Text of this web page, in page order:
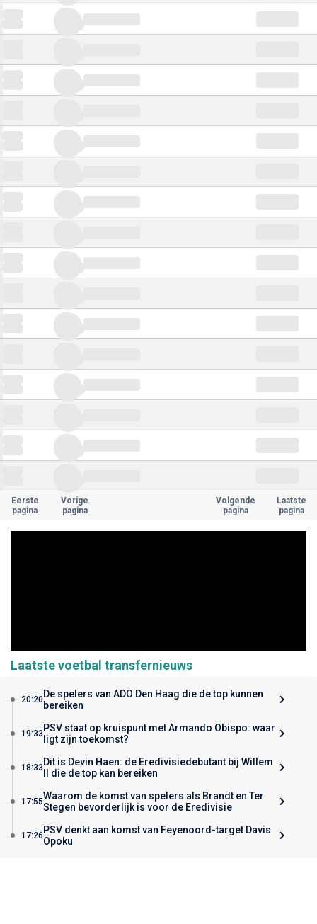
Eerste
pagina
Vorige
pagina
Volgende
pagina
Laatste
pagina
Laatste voetbal transfernieuws
20:20De spelers van ADO Den Haag die de top kunnen
bereiken
19:33 PSV staat op kruispunt met Armando Obispo: waar
ligt zijn toekomst?
18:33 Dit is Devin Haen: de Eredivisiedebutant bij Willem
II die de top kan bereiken
17:55Waarom de komst van spelers als Brandt en Ter
Stegen bevorderlijk is voor de Eredivisie
17:26 PSV denkt aan komst van Feyenoord-target Davis
Opoku